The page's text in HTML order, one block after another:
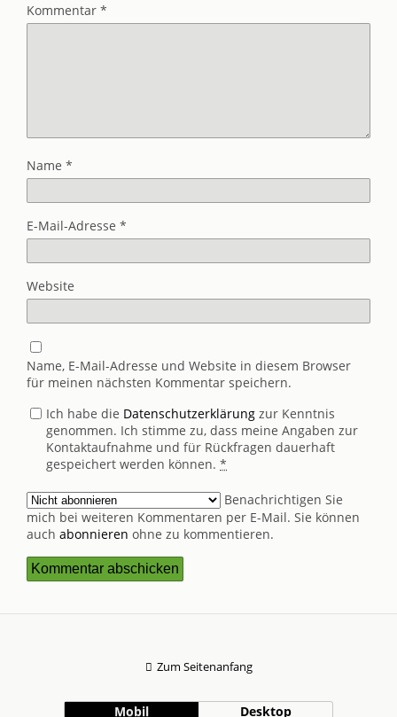
Kommentar *
Name *
E-Mail-Adresse *
Website
Name, E-Mail-Adresse und Website in diesem Browser
für meinen nächsten Kommentar speichern.
Ich habe die Datenschutzerklärung zur Kenntnis
genommen. Ich stimme zu, dass meine Angaben zur
Kontaktaufnahme und für Rückfragen dauerhaft
gespeichert werden können. *
Benachrichtigen Sie
mich bei weiteren Kommentaren per E-Mail. Sie können
auch abonnieren ohne zu kommentieren.
Zum Seitenanfang
Mobil Desktop